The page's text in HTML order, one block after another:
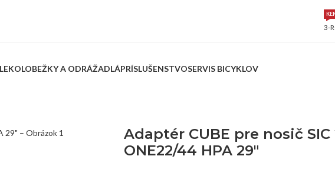
3-
KOLOBEŽKY A ODRÁŽADLÁPRÍSLUŠENSTVOSERVIS BICYKLOV
Adaptér CUBE pre nosič
ONE22/44 HPA 29″